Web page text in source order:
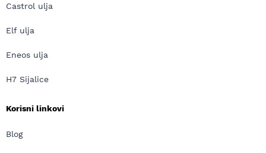
Castrol ulja
Elf ulja
Eneos ulja
H7 Sijalice
Korisni linkovi
Blog